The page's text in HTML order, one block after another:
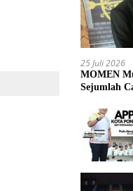
25 Juli 2026
MOMEN
Sejumlah